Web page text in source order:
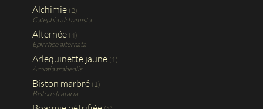
Alchimie (2)
Catephia alchymista
Alternée (4)
Epirrhoe alternata
Arlequinette jaune (1)
Acontia trabealis
Biston marbré (1)
Biston strataria